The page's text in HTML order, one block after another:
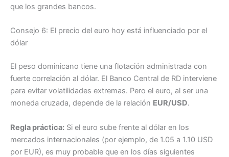
que los grandes bancos.
Consejo 6: El precio del euro hoy está influenciado por el
dólar
El peso dominicano tiene una flotación administrada con
fuerte correlación al dólar. El Banco Central de RD interviene
para evitar volatilidades extremas. Pero el euro, al ser una
moneda cruzada, depende de la relación EUR/USD.
Regla práctica: Si el euro sube frente al dólar en los
mercados internacionales (por ejemplo, de 1.05 a 1.10 USD
por EUR), es muy probable que en los días siguientes